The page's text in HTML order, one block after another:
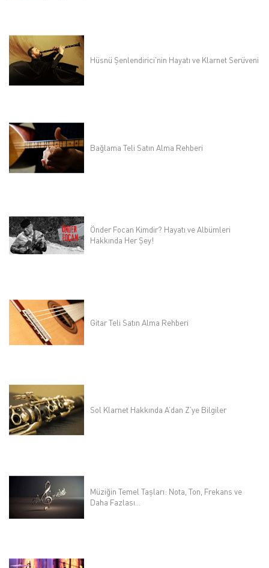
Hüsnü Şenlendirici'nin Hayatı ve Klarnet Serüveni
Bağlama Teli Satın Alma Rehberi
Önder Focan Kimdir? Hayatı ve Albümleri
Hakkında Her Şey!
Gitar Teli Satın Alma Rehberi
Sol Klarnet Hakkında A’dan Z’ye Bilgiler
Müziğin Temel Taşları: Nota, Ton, Frekans ve
Daha Fazlası...